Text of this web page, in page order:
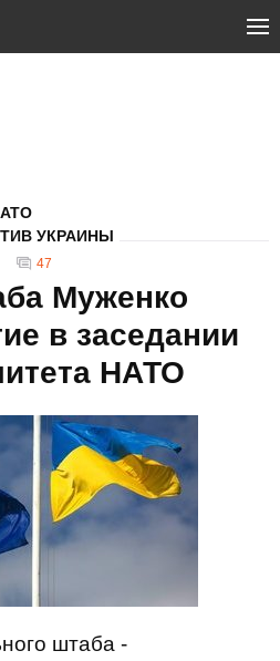
УКРАИНЫ
47
Муженко
в заседании
НАТО
штаба -